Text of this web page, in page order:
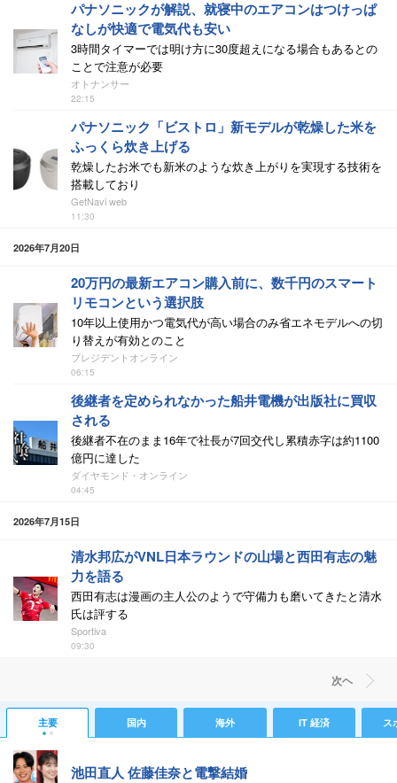
パナソニックが解説、就寝中のエアコンはつけっぱ
なしが快適で電気代も安い
3時間タイマーでは明け方に30度超えになる場合もあるとの
ことで注意が必要
オトナンサー
22:15
パナソニック「ビストロ」新モデルが乾燥した米を
ふっくら炊き上げる
乾燥したお米でも新米のような炊き上がりを実現する技術を
搭載しており
GetNavi web
11:30
2026年7月20日
20万円の最新エアコン購入前に、数千円のスマート
リモコンという選択肢
10年以上使用かつ電気代が高い場合のみ省エネモデルへの切
り替えが有効とのこと
プレジデントオンライン
06:15
後継者を定められなかった船井電機が出版社に買収
される
後継者不在のまま16年で社長が7回交代し累積赤字は約1100
億円に達した
ダイヤモンド・オンライン
04:45
2026年7月15日
清水邦広がVNL日本ラウンドの山場と西田有志の魅
力を語る
西田有志は漫画の主人公のようで守備力も磨いてきたと清水
氏は評する
Sportiva
09:30
次ヘ
主要 国内 海外 IT 経済 ス
池田直人 佐藤佳奈と電撃結婚